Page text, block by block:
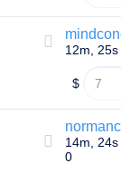
Recherche
de
secondaire
Toutes
de
domaines
12m,
$
14m,
0